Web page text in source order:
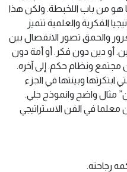
هو من باب اللخبطة. ولكن هذا
الفكرية والعلمية تتميز
والحمق تصور الانفصال بين
أو دين دون فكر. أو أمة دون
مجتمع ونظام حكم. إلى آخره.
ابتكرتها وبينتها في الجزء
مثال واضح وانموذج جلي.
في الفن الاستراتيجي